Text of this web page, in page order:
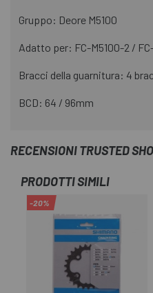
Gruppo: Deore M5100
Adatto per: FC-M5100-2 /
Bracci della guarnitura: 4
BCD: 64 / 96mm
RECENSIONI TRUSTED
PRODOTTI SIMILI
-20%